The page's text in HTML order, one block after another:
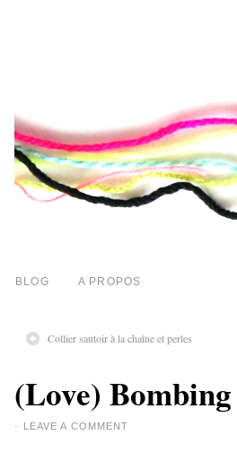
BLOG A PROPOS
Collier sautoir à la chaîne et perles
(Love) Bombing
· LEAVE A COMMENT